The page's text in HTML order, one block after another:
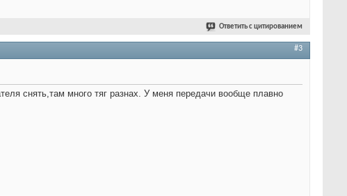
Ответить с цитированием
#3
снять,там много тяг разнах. У меня передачи вообще плавно